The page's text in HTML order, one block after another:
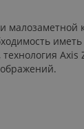
малозаметной
Axis